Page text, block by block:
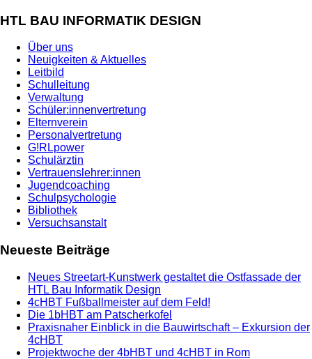
HTL BAU INFORMATIK DESIGN
Über uns
Neuigkeiten & Aktuelles
Leitbild
Schulleitung
Verwaltung
Schüler:innenvertretung
Elternverein
Personalvertretung
G!RLpower
Schulärztin
Vertrauenslehrer:innen
Jugendcoaching
Schulpsychologie
Bibliothek
Versuchsanstalt
Neueste Beiträge
Neues Streetart-Kunstwerk gestaltet die Ostfassade der
HTL Bau Informatik Design
4cHBT Fußballmeister auf dem Feld!
Die 1bHBT am Patscherkofel
Praxisnaher Einblick in die Bauwirtschaft – Exkursion der
4cHBT
Projektwoche der 4bHBT und 4cHBT in Rom